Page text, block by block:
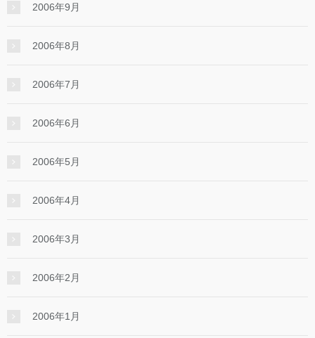
2006年9月
2006年8月
2006年7月
2006年6月
2006年5月
2006年4月
2006年3月
2006年2月
2006年1月